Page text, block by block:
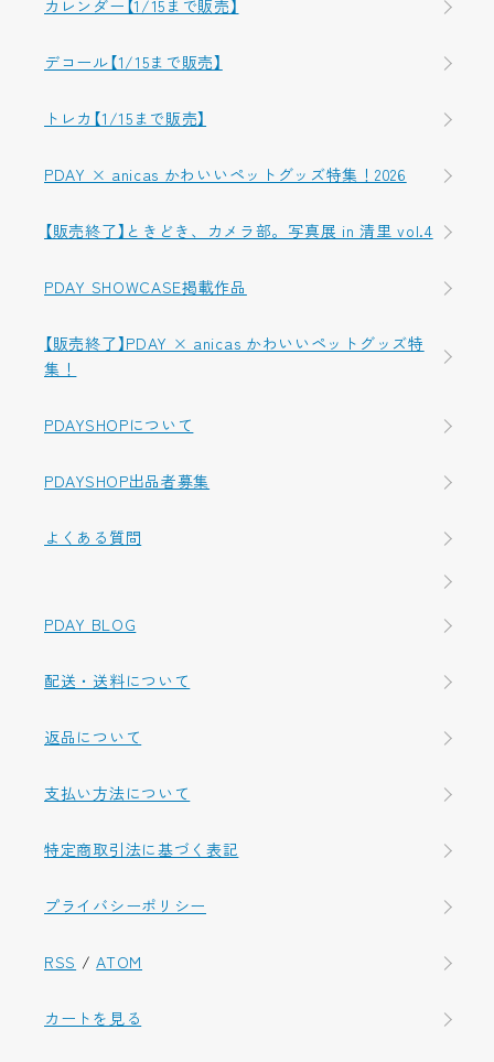
カレンダー【1/15まで販売】
デコール【1/15まで販売】
トレカ【1/15まで販売】
PDAY × anicas かわいいペットグッズ特集！2026
【販売終了】ときどき、カメラ部。写真展 in 清里 vol.4
PDAY SHOWCASE掲載作品
【販売終了】PDAY × anicas かわいいペットグッズ特
集！
PDAYSHOPについて
PDAYSHOP出品者募集
よくある質問
PDAY BLOG
配送・送料について
返品について
支払い方法について
特定商取引法に基づく表記
プライバシーポリシー
RSS /ATOM
カートを見る